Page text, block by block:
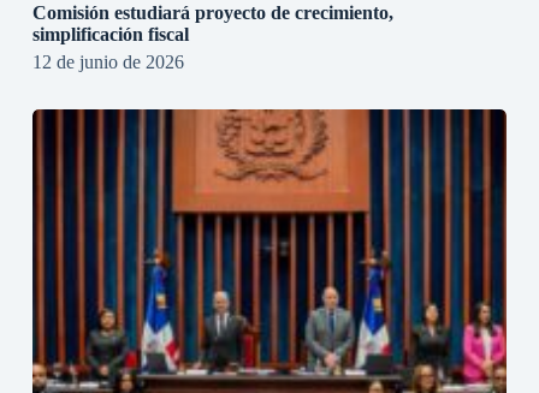
Comisión estudiará proyecto de crecimiento,
simplificación fiscal
12 de junio de 2026